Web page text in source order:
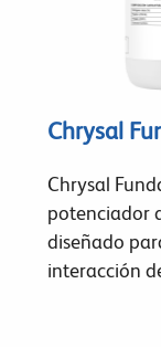
Chrysal
Chrysal
potenciador
diseñado
interacción